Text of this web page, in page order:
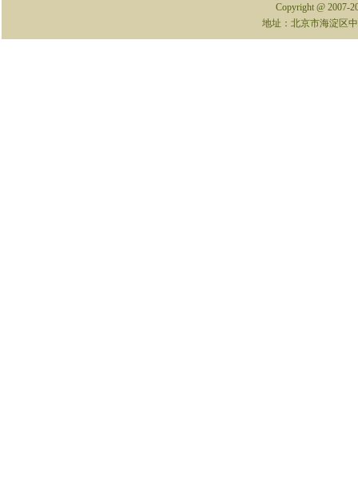
Copyright @ 2007-
地址：北京市海淀区